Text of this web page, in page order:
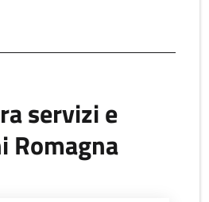
servizi e
Romagna